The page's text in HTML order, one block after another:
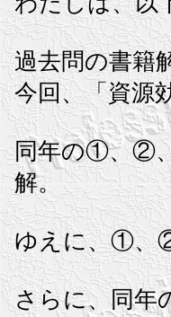
過去問の書籍
今回、「資源
同年の①、②
解。
ゆえに、①、
さらに、同年